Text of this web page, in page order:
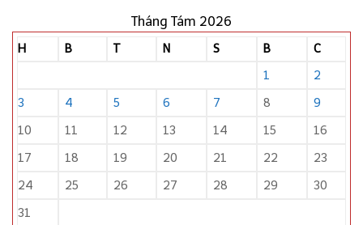
Tháng Tám 2026
H B T N S B C
1
2
3
4 5 6 7 8
9
10
11 12 13 14 15
16
17
18 19 20 21 22
23
24
25 26 27 28 29
30
31